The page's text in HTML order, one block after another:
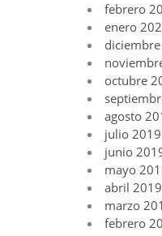
febrero
enero
octubre
agosto
julio 2019
junio
mayo
abril 2019
marzo
febrero